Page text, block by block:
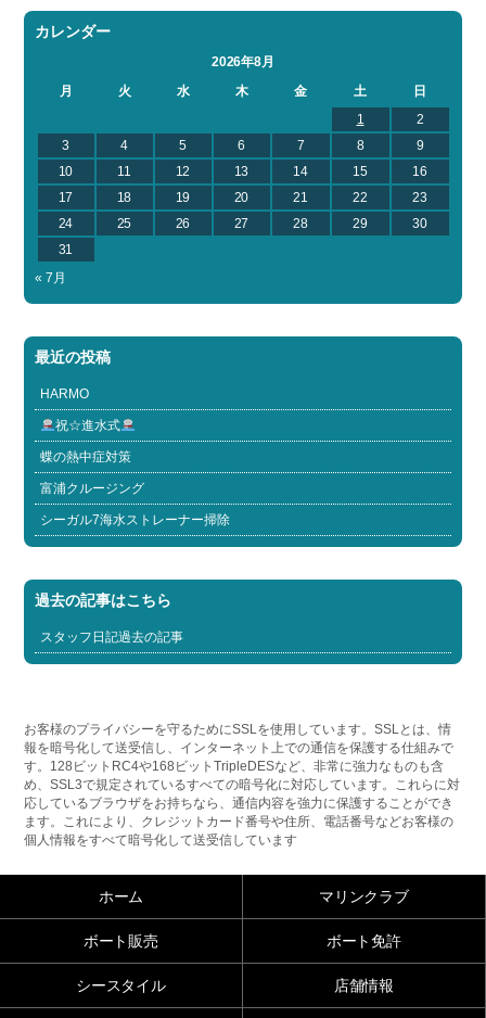
カレンダー
2026年8月
月
火 水 木 金 土
日
1
2
3
4 5 6 7 8
9
10
11 12 13 14 15
16
17
18 19 20 21 22
23
24
25 26 27 28 29
30
31
« 7月
最近の投稿
HARMO
祝☆進水式
蝶の熱中症対策
富浦クルージング
シーガル7海水ストレーナー掃除
過去の記事はこちら
スタッフ日記過去の記事
お客様のプライバシーを守るためにSSLを使用しています。SSLとは、情
報を暗号化して送受信し、インターネット上での通信を保護する仕組みで
す。128ビットRC4や168ビットTripleDESなど、非常に強力なものも含
め、SSL3で規定されているすべての暗号化に対応しています。これらに対
応しているブラウザをお持ちなら、通信内容を強力に保護することができ
ます。これにより、クレジットカード番号や住所、電話番号などお客様の
個人情報をすべて暗号化して送受信しています
ホーム マリンクラブ
ボート販売 ボート免許
シースタイル 店舗情報